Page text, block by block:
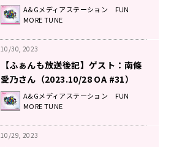
場！！A&Gメディアステーション FUN
MORE TUNE
10/30, 2023
【ふぁんも放送後記】ゲスト：南條
愛乃さん（2023.10/28 OA #31）
A&Gメディアステーション FUN
MORE TUNE
10/29, 2023